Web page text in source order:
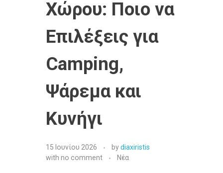
Χώρου: Ποιο να
Επιλέξεις για
Camping,
Ψάρεμα και
Κυνήγι
15 Ιουνίου 2026 by diaxiristis
with no comment Νέα